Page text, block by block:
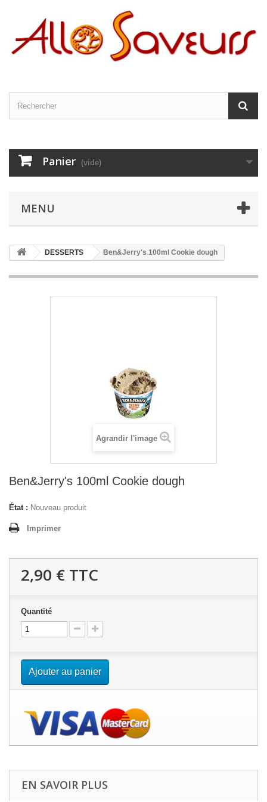
Panier (vide)
MENU
DESSERTS Ben&Jerry's 100ml Cookie dough
Agrandir l'image
Ben&Jerry's 100ml Cookie dough
État : Nouveau produit
Imprimer
2,90 € TTC
Quantité
Ajouter au panier
EN SAVOIR PLUS